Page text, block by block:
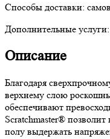
Способы доставки:
Дополнительные услуги:
Описание
Благодаря
верхнему слою
обеспечивают
Scratchmaster®
полу выдержать